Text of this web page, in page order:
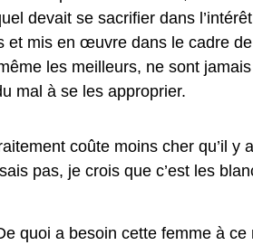
devait se sacrifier dans
et mis en œuvre dans le cadre
les meilleurs, ne sont
mal à se les approprier.
coûte moins cher qu’il y
pas, je crois que c’est les
quoi a besoin cette femme à